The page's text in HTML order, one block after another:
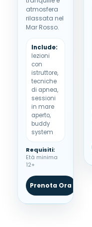
atmosfera
rilassata nel
Mar Rosso.
Include:
lezioni
con
istruttore,
tecniche
di apnea,
sessioni
in mare
aperto,
buddy
system
Requisiti:
Età minima
12+
Prenota Ora